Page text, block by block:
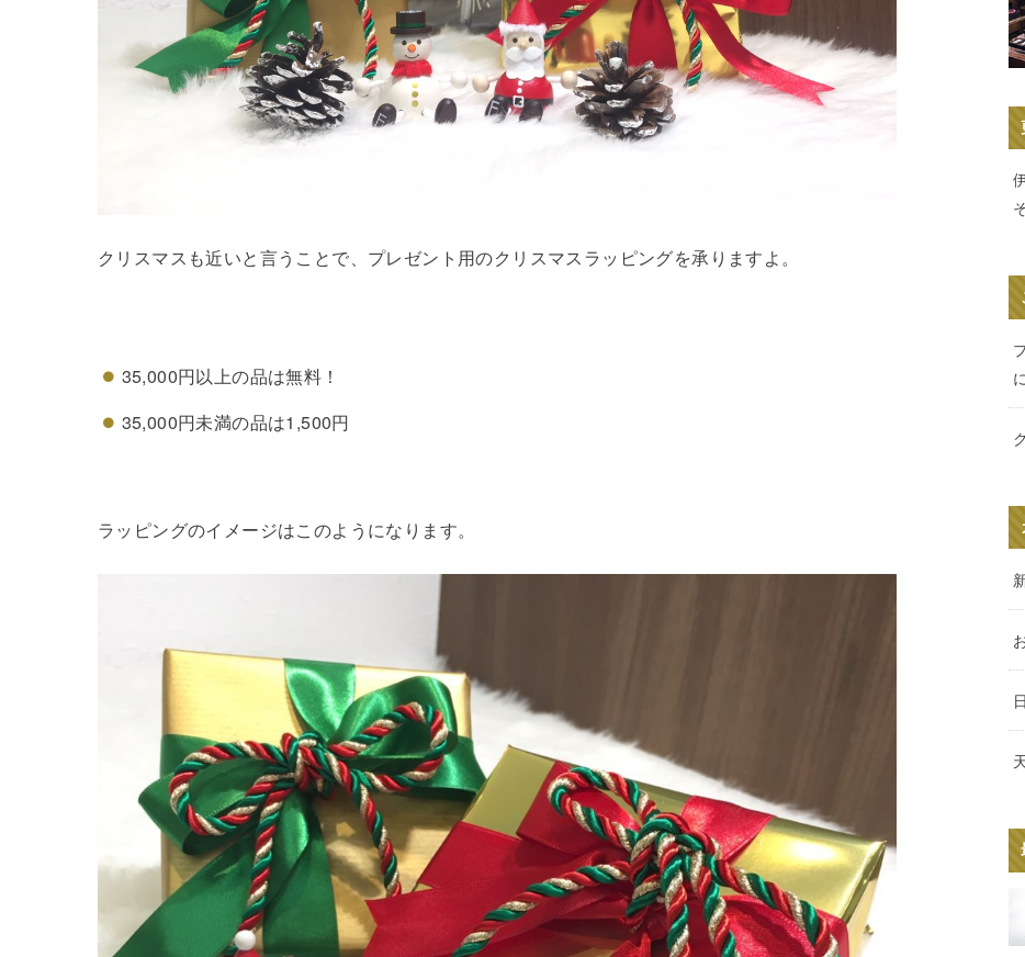
クリスマスも近いと言うことで、プレゼント用のクリスマスラッピングを承りますよ。
35,000円以上の品は無料！
35,000円未満の品は1,500円
ラッピングのイメージはこのようになります。